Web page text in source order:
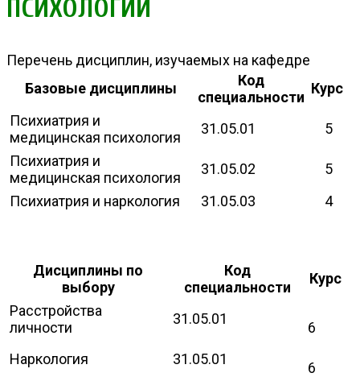
ПСИХОЛОГИИ
Перечень дисциплин, изучаемых на кафедре
Базовые дисциплины
Код
специальности
Курс
Психиатрия и
медицинская психология
31.05.01
5
Психиатрия и
медицинская психология
31.05.02
5
Психиатрия и наркология
31.05.03 4
Дисциплины по
выбору
Код
специальности
Курс
Расстройства
личности
31.05.01
6
Наркология
31.05.01
6